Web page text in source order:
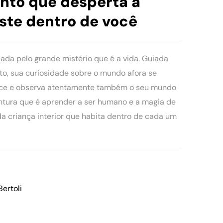
dentro de você
pelo grande mistério que é a vida. Guiada
sua curiosidade sobre o mundo afora se
e observa atentamente também o seu mundo
que é aprender a ser humano e a magia de
criança interior que habita dentro de cada um